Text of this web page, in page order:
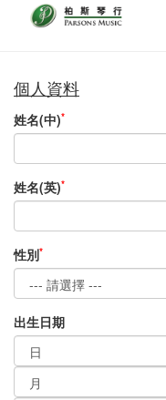
個人資料
姓名(中)*
姓名(英)*
性別*
出生日期